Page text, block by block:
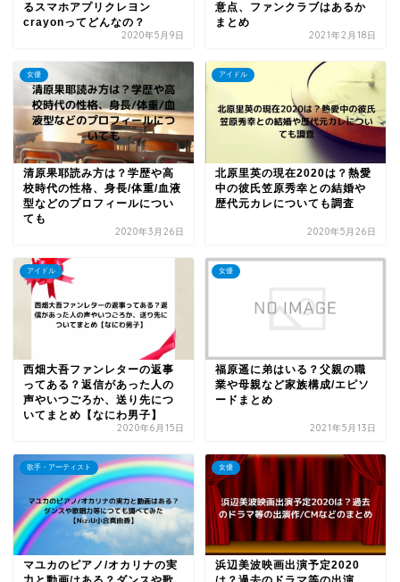
るスマホアプリクレヨン
crayonってどんなの？
2020年5月9日
意点、ファンクラブはあるか
まとめ
2021年2月18日
女優
清原果耶読み方は？学歴や高
校時代の性格、身長/体重/血液
型などのプロフィールについ
ても
2020年3月26日
アイドル
北原里英の現在2020は？熱愛
中の彼氏笠原秀幸との結婚や
歴代元カレについても調査
2020年5月26日
アイドル
西畑大吾ファンレターの返事
ってある？返信があった人の
声やいつごろか、送り先につ
いてまとめ【なにわ男子】
2020年6月15日
女優
福原遥に弟はいる？父親の職
業や母親など家族構成/エピソ
ードまとめ
2021年5月13日
歌手・アーティスト
マユカのピアノ/オカリナの実
女優
浜辺美波映画出演予定2020